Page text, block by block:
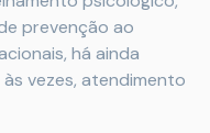
prevenção ao
há ainda
vezes, atendimento